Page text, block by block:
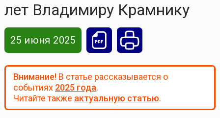
лет Владимиру Крамнику
25 июня 2025
Внимание!В статье рассказывается о
событиях 2025 года.
Читайте также актуальную статью.